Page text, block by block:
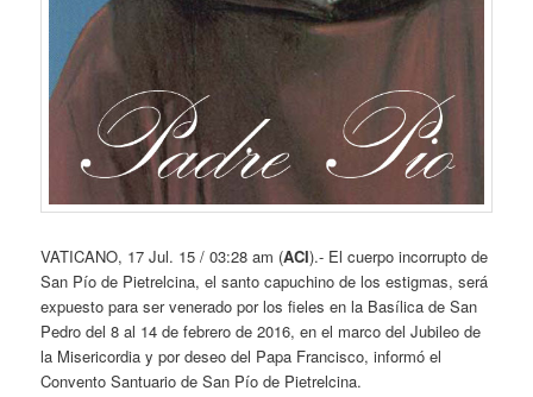
VATICANO, 17 Jul. 15 / 03:28 am (ACI).- El cuerpo incorrupto de
San Pío de Pietrelcina, el santo capuchino de los estigmas, será
expuesto para ser venerado por los fieles en la Basílica de San
Pedro del 8 al 14 de febrero de 2016, en el marco del Jubileo de
la Misericordia y por deseo del Papa Francisco, informó el
Convento Santuario de San Pío de Pietrelcina.